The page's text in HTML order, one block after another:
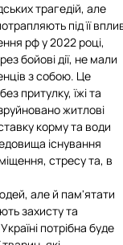
трагедій, але
під її
рф у 2022 році,
бойові дії, не мали
з собою. Це
притулку, їжі та
житлові
корму та води
існування
стресу та, в
але й пам'ятати
захисту та
потрібна буде